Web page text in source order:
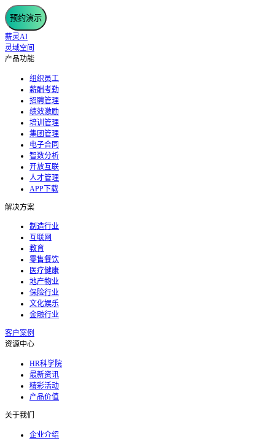
预约演示
薪灵AI
灵域空间
产品功能
组织员工
薪酬考勤
招聘管理
绩效激励
培训管理
集团管理
电子合同
智数分析
开放互联
人才管理
APP下载
解决方案
制造行业
互联网
教育
零售餐饮
医疗健康
地产物业
保险行业
文化娱乐
金融行业
客户案例
资源中心
HR科学院
最新资讯
精彩活动
产品价值
关于我们
企业介绍